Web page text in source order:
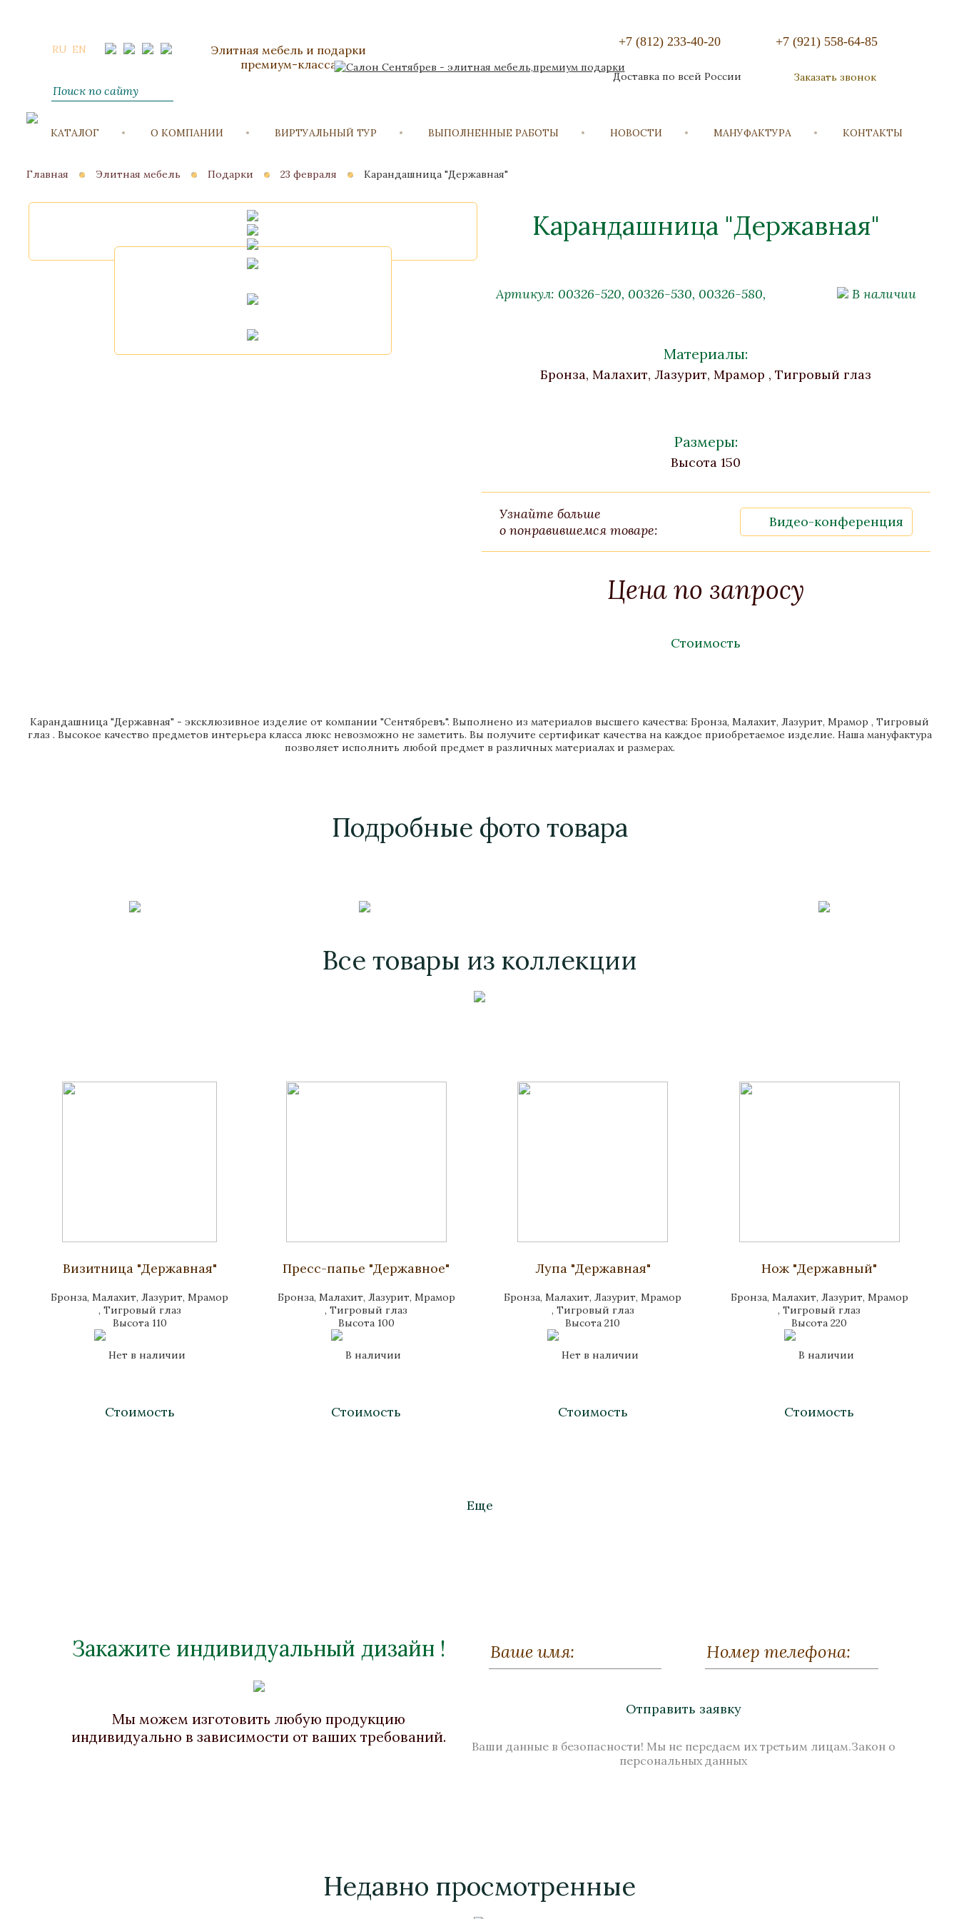
RU EN
Элитная мебель и подарки
премиум-класса
+7 (812) 233-40-20 +7 (921) 558-64-85
Заказать звонок
Доставка по всей России
КАТАЛОГ О КОМПАНИИ ВИРТУАЛЬНЫЙ ТУР ВЫПОЛНЕННЫЕ РАБОТЫ НОВОСТИ МАНУФАКТУРА КОНТАКТЫ
Главная Элитная мебель Подарки 23 февраля Карандашница "Державная"
Карандашница "Державная"
Артикул: 00326-520, 00326-530, 00326-580, В наличии
Материалы:
Бронза, Малахит, Лазурит, Мрамор , Тигровый глаз
Размеры:
Высота 150
Узнайте больше
о понравившемся товаре:
Видео-конференция
Цена по запросу
Стоимость
Карандашница "Державная" - эксклюзивное изделие от компании "Сентябревъ". Выполнено из материалов высшего качества: Бронза, Малахит, Лазурит, Мрамор , Тигровый
глаз . Высокое качество предметов интерьера класса люкс невозможно не заметить. Вы получите сертификат качества на каждое приобретаемое изделие. Наша мануфактура
позволяет исполнить любой предмет в различных материалах и размерах.
Подробные фото товара
Все товары из коллекции
Визитница "Державная"
Бронза, Малахит, Лазурит, Мрамор
, Тигровый глаз
Высота 110
Нет в наличии
Стоимость
Пресс-папье "Державное"
Бронза, Малахит, Лазурит, Мрамор
, Тигровый глаз
Высота 100
В наличии
Стоимость
Лупа "Державная"
Бронза, Малахит, Лазурит, Мрамор
, Тигровый глаз
Высота 210
Нет в наличии
Стоимость
Нож "Державный"
Бронза, Малахит, Лазурит, Мрамор
, Тигровый глаз
Высота 220
В наличии
Стоимость
Пепельница "Державная"
Бронза, Малахит, Лазурит, Мрамор
В наличии
Зажигалка "Державная"
В наличии
Часы «Державные»
Еще
Закажите индивидуальный дизайн !
Мы можем изготовить любую продукцию
индивидуально в зависимости от ваших требований.
Отправить заявку
Ваши данные в безопасности! Мы не передаем их третьим лицам.Закон о
персональных данных
Недавно просмотренные